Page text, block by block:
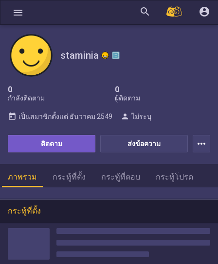
menu search account_circle
staminia
0
กำลังติดตาม
0
ผู้ติดตาม
ส่งข้อความ
ติดตาม
today เป็นสมาชิกตั้งแต่ ธันวาคม 2549 person ไม่ระบุ
more_horiz
ภาพรวม กระทู้ที่ตั้ง กระทู้ที่ตอบ กระทู้โปรด
กระทู้ที่ตั้ง